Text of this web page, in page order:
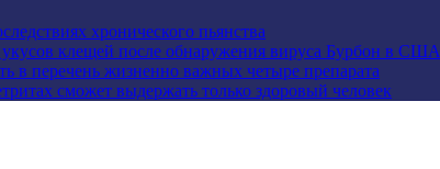
хронического пьянства
клещей после обнаружения вируса Бурбон в США
в перечень жизненно важных четыре препарата
сможет выдержать только здоровый человек